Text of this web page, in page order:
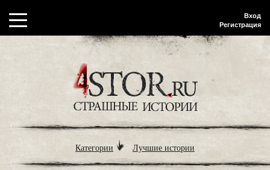
Вход
Регистрация
Категории Лучшие истории